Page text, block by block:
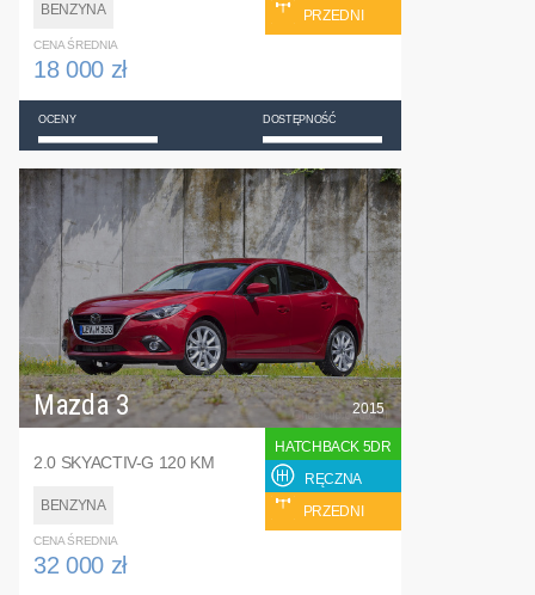
BENZYNA
PRZEDNI
CENA ŚREDNIA
18 000 zł
OCENY DOSTĘPNOŚĆ
Mazda 3
2.0 SKYACTIV-G 120 KM
BENZYNA
2015
HATCHBACK 5DR
RĘCZNA
PRZEDNI
CENA ŚREDNIA
32 000 zł